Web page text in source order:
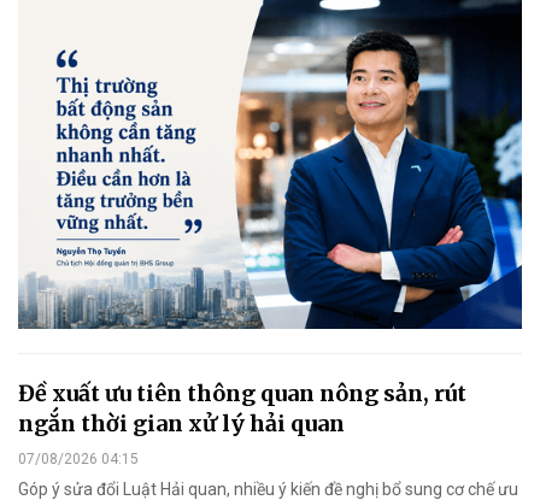
Đề xuất ưu tiên thông quan nông sản, rút
ngắn thời gian xử lý hải quan
07/08/2026 04:15
Góp ý sửa đổi Luật Hải quan, nhiều ý kiến đề nghị bổ sung cơ chế ưu